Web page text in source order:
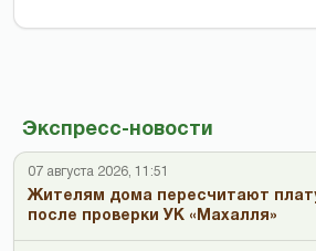
Экспресс-новости
07 августа 2026, 11:51
Жителям дома пересчитают
после проверки УК «Махалля»